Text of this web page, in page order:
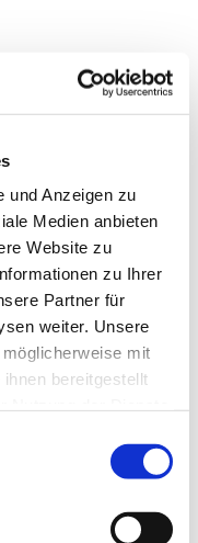
und Anzeigen zu
Medien anbieten
Website zu
zu Ihrer
Partner für
weiter. Unsere
mit
bereitgestellt